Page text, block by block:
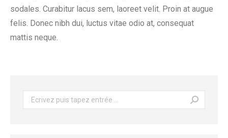
sodales. Curabitur lacus sem, laoreet velit. Proin at augue
felis. Donec nibh dui, luctus vitae odio at, consequat
mattis neque.
Recherche
: